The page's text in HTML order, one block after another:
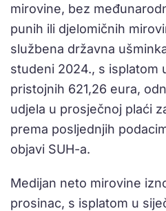
mirovine, bez
punih ili djelomičnih
službena državna
studeni 2024., s isplatom
pristojnih 621,26 eura,
udjela u prosječnoj plaći
prema posljednjih
objavi SUH-a.
Medijan neto mirovine
prosinac, s isplatom u